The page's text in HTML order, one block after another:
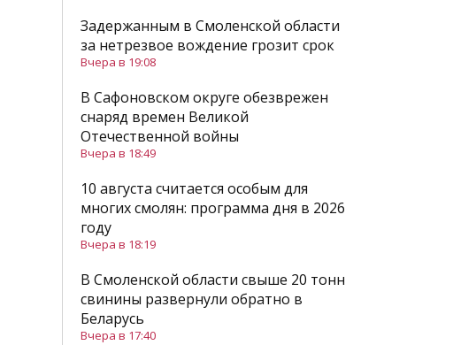
Задержанным в Смоленской области
за нетрезвое вождение грозит срок
Вчера в 19:08
В Сафоновском округе обезврежен
снаряд времен Великой
Отечественной войны
Вчера в 18:49
10 августа считается особым для
многих смолян: программа дня в 2026
году
Вчера в 18:19
В Смоленской области свыше 20 тонн
свинины развернули обратно в
Беларусь
Вчера в 17:40